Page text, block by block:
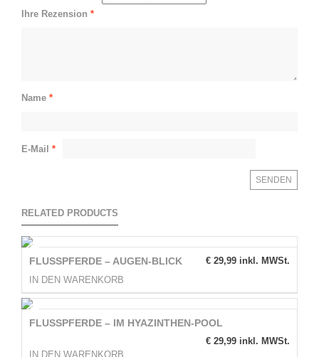
Ihre Rezension *
Name *
E-Mail *
RELATED PRODUCTS
FLUSSPFERDE – AUGEN-BLICK € 29,99 inkl. MWSt.
IN DEN WARENKORB
FLUSSPFERDE – IM HYAZINTHEN-POOL
€ 29,99 inkl. MWSt.
IN DEN WARENKORB